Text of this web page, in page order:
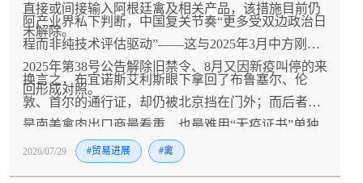
直接或间接输入阿根廷禽及相关产品，该措施目前仍
未解除。
阿产业界私下判断，中国复关节奏“更多受双边政治日
程而非纯技术评估驱动”——这与2025年3月中方刚以
2025年第38号公告解除旧禁令、8月又因新疫叫停的来
回形成对照。
换言之，布宜诺斯艾利斯眼下拿回了布鲁塞尔、伦
敦、首尔的通行证，却仍被北京挡在门外；而后者恰
是南美禽肉出口商最看重、也最难用“无疫证书”单独
撬动的市场。
2026/07/29 #贸易进展 #禽